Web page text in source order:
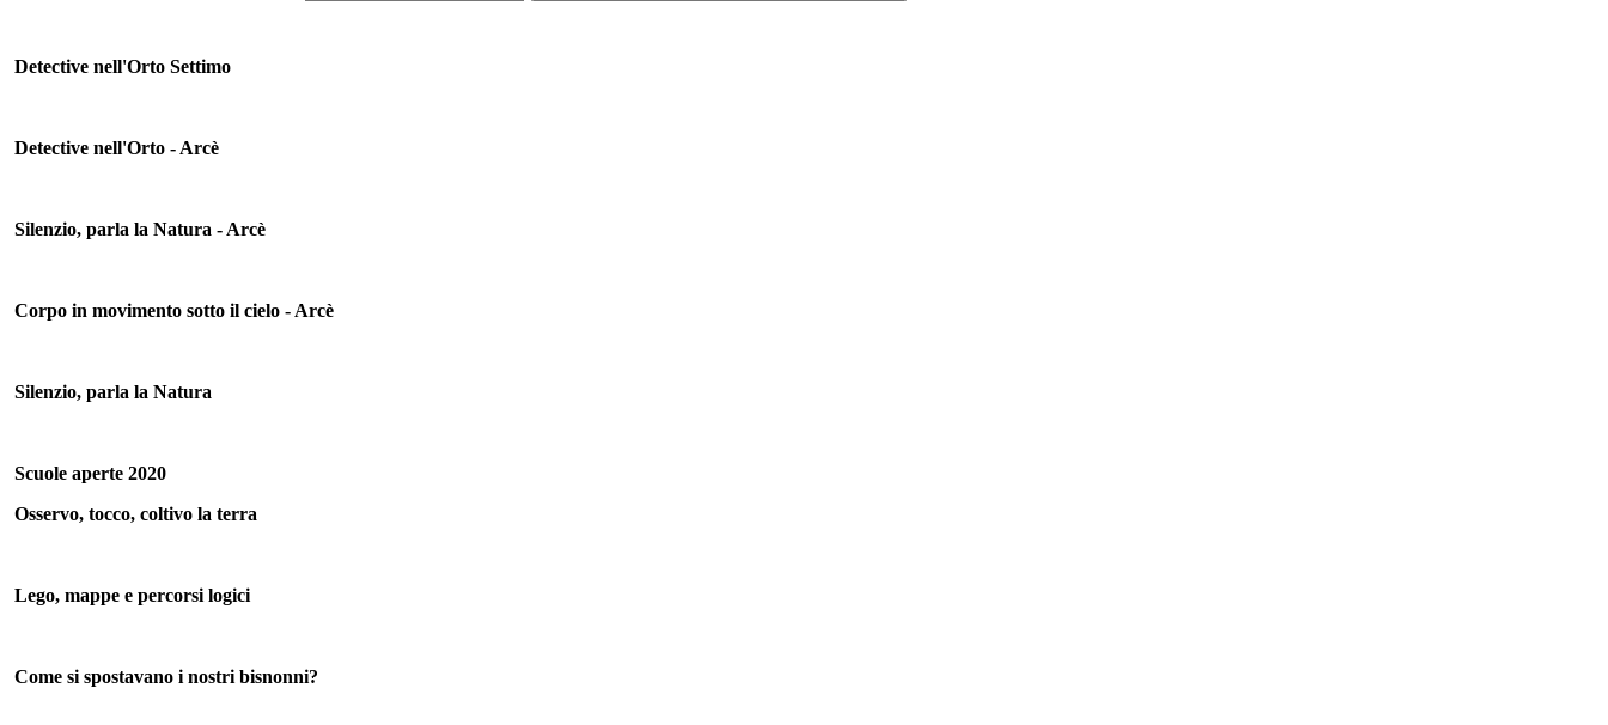
Detective nell'Orto Settimo
Detective nell'Orto - Arcè
Silenzio, parla la Natura - Arcè
Corpo in movimento sotto il cielo - Arcè
Silenzio, parla la Natura
Scuole aperte 2020
Osservo, tocco, coltivo la terra
Lego, mappe e percorsi logici
Come si spostavano i nostri bisnonni?